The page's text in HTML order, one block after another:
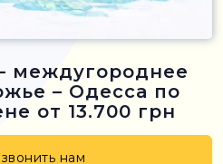
междугороднее
– Одесса по
от 13.700 грн
нам